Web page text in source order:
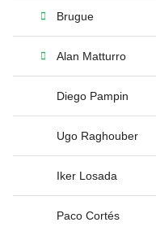
Brugue
Alan Matturro
Diego Pampin
Ugo Raghouber
Iker Losada
Paco Cortés